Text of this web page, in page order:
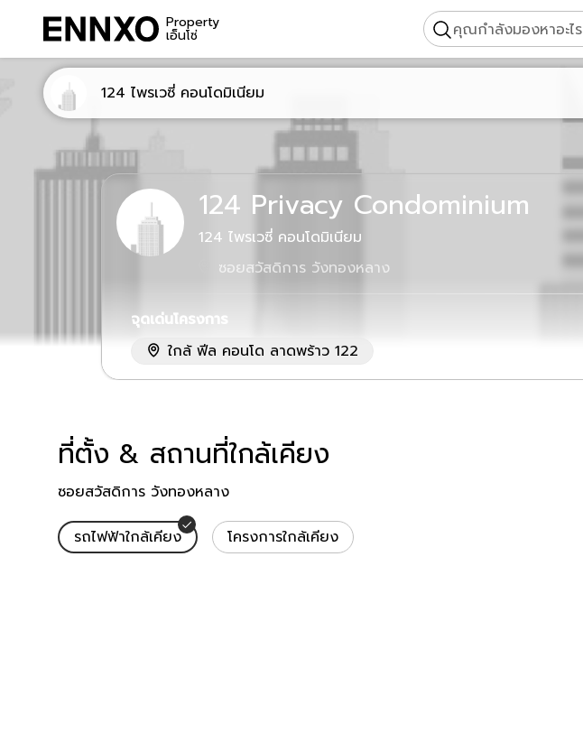
Property
เอ็นโซ่ คุณกำลังมองหาอะไร
124 ไพรเวซี่ คอนโดมิเนียม
124 Privacy Condominium
124 ไพรเวซี่ คอนโดมิเนียม
ซอยสวัสดิการ วังทองหลาง
จุดเด่นโครงการ
ใกล้ ฟีล คอนโด ลาดพร้าว 122
ที่ตั้ง & สถานที่ใกล้เคียง
ซอยสวัสดิการ วังทองหลาง
สถานที่ใกล้เคียง
รถไฟฟ้าใกล้เคียง โครงการใกล้เคียง